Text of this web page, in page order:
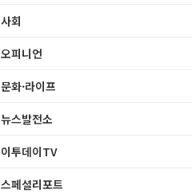
사회
오피니언
문화·라이프
뉴스발전소
이투데이TV
스페셜리포트